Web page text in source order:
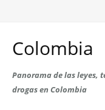
Colombia
Panorama de las leyes,
drogas en Colombia